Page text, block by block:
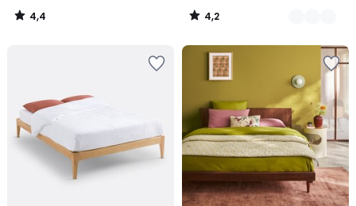
4,4
/
4,2
/